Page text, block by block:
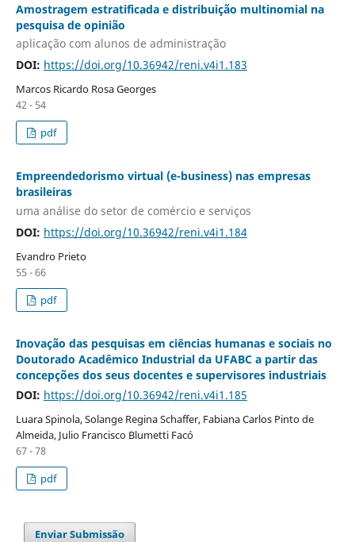
Amostragem estratificada e distribuição multinomial na
pesquisa de opinião
aplicação com alunos de administração
DOI: https://doi.org/10.36942/reni.v4i1.183
Marcos Ricardo Rosa Georges
42 - 54
pdf
Empreendedorismo virtual (e-business) nas empresas
brasileiras
uma análise do setor de comércio e serviços
DOI: https://doi.org/10.36942/reni.v4i1.184
Evandro Prieto
55 - 66
pdf
Inovação das pesquisas em ciências humanas e sociais no
Doutorado Acadêmico Industrial da UFABC a partir das
concepções dos seus docentes e supervisores industriais
DOI: https://doi.org/10.36942/reni.v4i1.185
Luara Spinola, Solange Regina Schaffer, Fabiana Carlos Pinto de
Almeida, Julio Francisco Blumetti Facó
67 - 78
pdf
Enviar Submissão